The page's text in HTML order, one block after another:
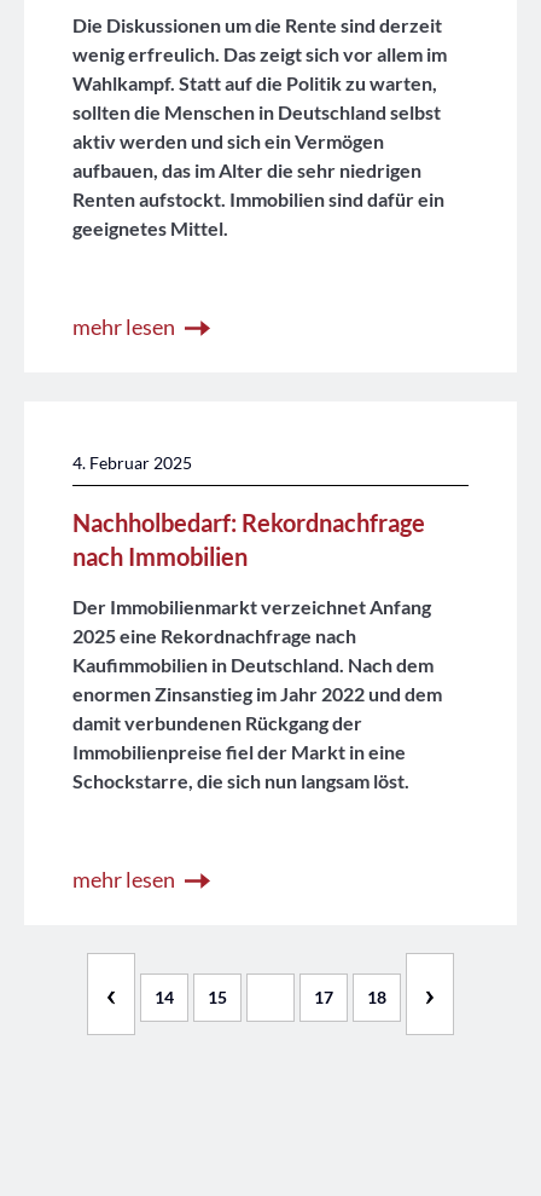
Die Diskussionen um die Rente sind derzeit
wenig erfreulich. Das zeigt sich vor allem im
Wahlkampf. Statt auf die Politik zu warten,
sollten die Menschen in Deutschland selbst
aktiv werden und sich ein Vermögen
aufbauen, das im Alter die sehr niedrigen
Renten aufstockt. Immobilien sind dafür ein
geeignetes Mittel.
mehr lesen
4. Februar 2025
Nachholbedarf: Rekordnachfrage
nach Immobilien
Der Immobilienmarkt verzeichnet Anfang
2025 eine Rekordnachfrage nach
Kaufimmobilien in Deutschland. Nach dem
enormen Zinsanstieg im Jahr 2022 und dem
damit verbundenen Rückgang der
Immobilienpreise fiel der Markt in eine
Schockstarre, die sich nun langsam löst.
mehr lesen
‹ 14 15 17 18 ›